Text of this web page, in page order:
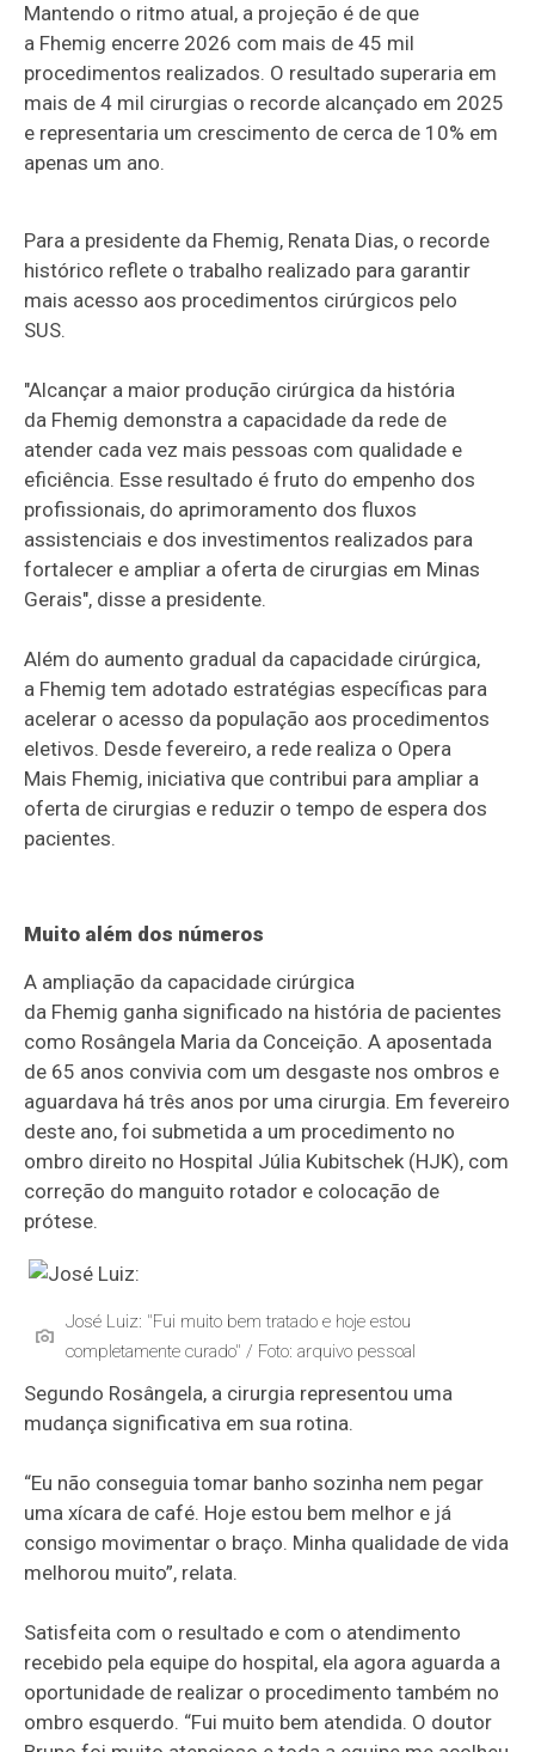
Mantendo o ritmo atual, a projeção é de que
a Fhemig encerre 2026 com mais de 45 mil
procedimentos realizados. O resultado superaria em
mais de 4 mil cirurgias o recorde alcançado em 2025
e representaria um crescimento de cerca de 10% em
apenas um ano.
Para a presidente da Fhemig, Renata Dias, o recorde
histórico reflete o trabalho realizado para garantir
mais acesso aos procedimentos cirúrgicos pelo
SUS.
"Alcançar a maior produção cirúrgica da história
da Fhemig demonstra a capacidade da rede de
atender cada vez mais pessoas com qualidade e
eficiência. Esse resultado é fruto do empenho dos
profissionais, do aprimoramento dos fluxos
assistenciais e dos investimentos realizados para
fortalecer e ampliar a oferta de cirurgias em Minas
Gerais", disse a presidente.
Além do aumento gradual da capacidade cirúrgica,
a Fhemig tem adotado estratégias específicas para
acelerar o acesso da população aos procedimentos
eletivos. Desde fevereiro, a rede realiza o Opera
Mais Fhemig, iniciativa que contribui para ampliar a
oferta de cirurgias e reduzir o tempo de espera dos
pacientes.
Muito além dos números
A ampliação da capacidade cirúrgica
da Fhemig ganha significado na história de pacientes
como Rosângela Maria da Conceição. A aposentada
de 65 anos convivia com um desgaste nos ombros e
aguardava há três anos por uma cirurgia. Em fevereiro
deste ano, foi submetida a um procedimento no
ombro direito no Hospital Júlia Kubitschek (HJK), com
correção do manguito rotador e colocação de
prótese.
José Luiz: "Fui muito bem tratado e hoje estou
completamente curado" / Foto: arquivo pessoal
Segundo Rosângela, a cirurgia representou uma
mudança significativa em sua rotina.
“Eu não conseguia tomar banho sozinha nem pegar
uma xícara de café. Hoje estou bem melhor e já
consigo movimentar o braço. Minha qualidade de vida
melhorou muito”, relata.
Satisfeita com o resultado e com o atendimento
recebido pela equipe do hospital, ela agora aguarda a
oportunidade de realizar o procedimento também no
ombro esquerdo. “Fui muito bem atendida. O doutor